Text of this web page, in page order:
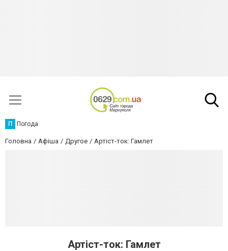
П Погода
Головна Афіша Другое Артіст-ток: Гамлет
Артіст-ток: Гамлет